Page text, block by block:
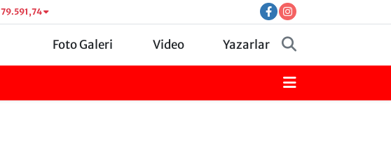
79.591,74
Foto Galeri Video Yazarlar